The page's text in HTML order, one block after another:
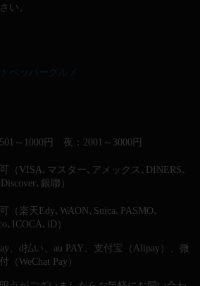
い。
ペッパーグルメ
～1000円 夜：2001～3000円
（VISA､マスター､アメックス､DINERS､
､銀聯）
（楽天Edy､WAON､Suica､PASMO､
､ICOCA､iD）
、d払い、au PAY、支付宝（Alipay）、微
（WeChat Pay）